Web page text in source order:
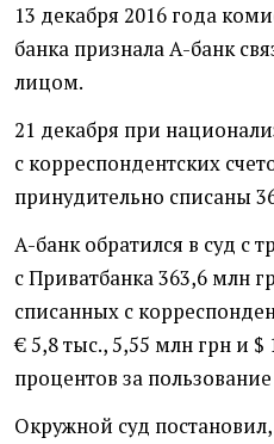
13 декабря 2016 года
банка признала А-банк
лицом.
21 декабря при
с корреспондентских
принудительно списаны
А-банк обратился в суд с
с Приватбанка 363,6 млн
списанных с
€ 5,8 тыс., 5,55 млн грн и
процентов за
Окружной суд